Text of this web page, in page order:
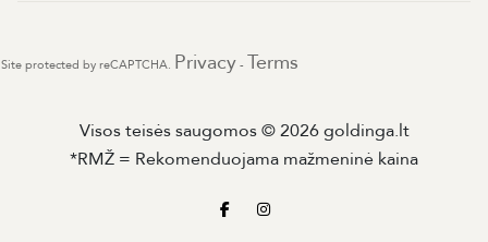
Site protected by reCAPTCHA. Privacy - Terms
Visos teisės saugomos © 2026 goldinga.lt
*RMŽ = Rekomenduojama mažmeninė kaina